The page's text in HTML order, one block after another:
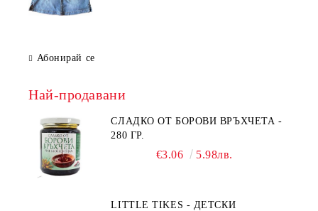
Абонирай се
Най-продавани
СЛАДКО ОТ БОРОВИ ВРЪХЧЕТА -
280 ГР.
€3.06 5.98лв.
LITTLE TIKES - ДЕТСКИ